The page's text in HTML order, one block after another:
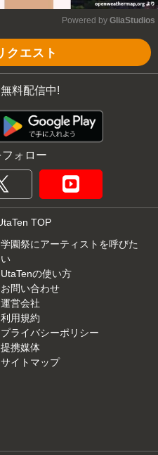
Powered by GliaStudios
クエスト
料配信中!
ォロー
TOP
学園祭にアーティストを呼びた
い
UtaTenの使い方
お問い合わせ
運営会社
利用規約
プライバシーポリシー
提携媒体
サイトマップ